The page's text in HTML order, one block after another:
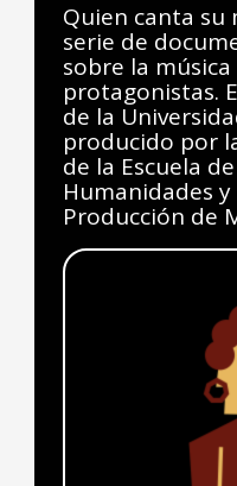
Quien canta su
serie de
sobre la
protagonistas.
de la
producido por
de la Escuela
Humanidades
Producción de